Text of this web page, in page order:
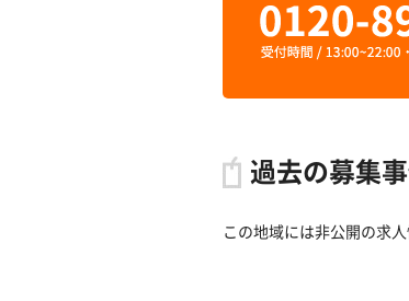
過去の募集事
この地域には非公開の求